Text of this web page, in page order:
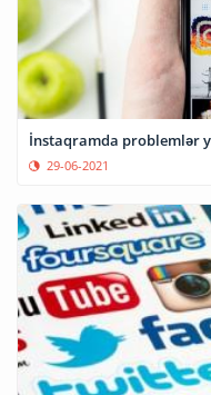
İnstaqramda problemlər
29-06-2021